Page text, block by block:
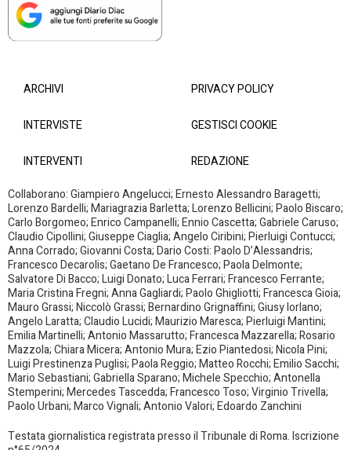
ARCHIVI
INTERVISTE
INTERVENTI
PRIVACY POLICY
GESTISCI COOKIE
REDAZIONE
Collaborano: Giampiero Angelucci; Ernesto Alessandro Baragetti;
Lorenzo Bardelli; Mariagrazia Barletta; Lorenzo Bellicini; Paolo Biscaro;
Carlo Borgomeo; Enrico Campanelli; Ennio Cascetta; Gabriele Caruso;
Claudio Cipollini; Giuseppe Ciaglia; Angelo Ciribini; Pierluigi Contucci;
Anna Corrado; Giovanni Costa; Dario Costi: Paolo D’Alessandris;
Francesco Decarolis; Gaetano De Francesco; Paola Delmonte;
Salvatore Di Bacco; Luigi Donato; Luca Ferrari; Francesco Ferrante;
Maria Cristina Fregni; Anna Gagliardi; Paolo Ghigliotti; Francesca Gioia;
Mauro Grassi; Niccolò Grassi; Bernardino Grignaffini; Giusy Iorlano;
Angelo Laratta; Claudio Lucidi; Maurizio Maresca; Pierluigi Mantini;
Emilia Martinelli; Antonio Massarutto; Francesca Mazzarella; Rosario
Mazzola; Chiara Micera; Antonio Mura; Ezio Piantedosi; Nicola Pini;
Luigi Prestinenza Puglisi; Paola Reggio; Matteo Rocchi; Emilio Sacchi;
Mario Sebastiani; Gabriella Sparano; Michele Specchio; Antonella
Stemperini; Mercedes Tascedda; Francesco Toso; Virginio Trivella;
Paolo Urbani; Marco Vignali; Antonio Valori; Edoardo Zanchini
Testata giornalistica registrata presso il Tribunale di Roma. Iscrizione